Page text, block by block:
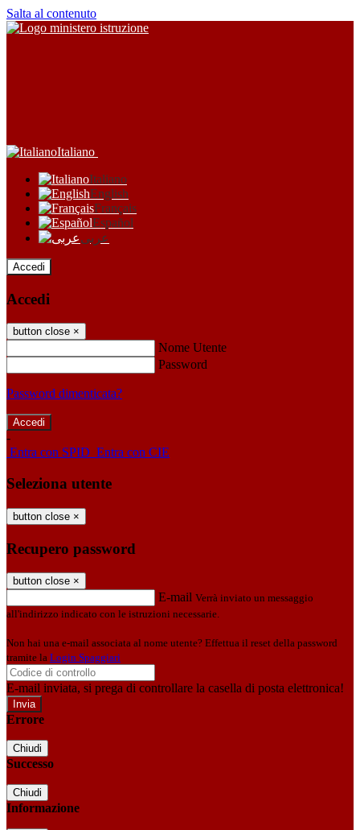
Salta al contenuto
Italiano
Italiano
English
Français
Español
عربى
Accedi
Accedi
button close ×
Nome Utente
Password
Password dimenticata?
-
Entra con SPID Entra con CIE
Seleziona utente
button close ×
Recupero password
button close ×
E-mail Verrà inviato un messaggio
all'indirizzo indicato con le istruzioni necessarie.
Non hai una e-mail associata al nome utente? Effettua il reset della password
tramite la Login Spaggiari
E-mail inviata, si prega di controllare la casella di posta elettronica!
Errore
Chiudi
Successo
Chiudi
Informazione